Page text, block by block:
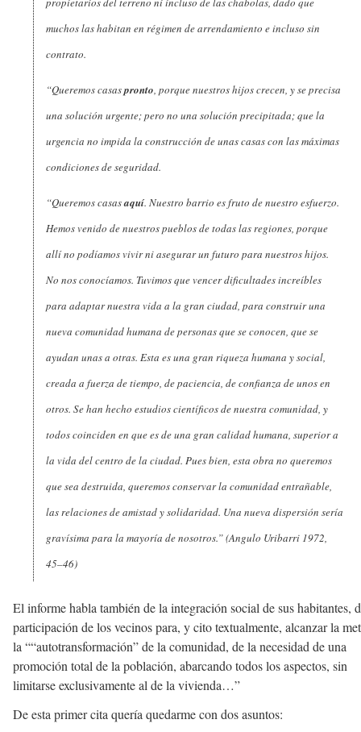
muchos las habitan en régimen de arrendamiento e incluso sin
contrato.
“Queremos casaspronto, porque nuestros hijos crecen, y se precisa
una solución urgente; pero no una solución precipitada; que la
urgencia no impida la construcción de unas casas con las máximas
condiciones de seguridad.
“Queremos casasaquí. Nuestro barrio es fruto de nuestro esfuerzo.
Hemos venido de nuestros pueblos de todas las regiones, porque
allí no podíamos vivir ni asegurar un futuro para nuestros hijos.
No nos conocíamos. Tuvimos que vencer dificultades increíbles
para adaptar nuestra vida a la gran ciudad, para construir una
nueva comunidad humana de personas que se conocen, que se
ayudan unas a otras. Esta es una gran riqueza humana y social,
creada a fuerza de tiempo, de paciencia, de confianza de unos en
otros. Se han hecho estudios científicos de nuestra comunidad, y
todos coinciden en que es de una gran calidad humana, superior a
la vida del centro de la ciudad. Pues bien, esta obra no queremos
que sea destruida, queremos conservar la comunidad entrañable,
las relaciones de amistad y solidaridad. Una nueva dispersión sería
gravísima para la mayoría de nosotros.” (Angulo Uribarri 1972,
45–46)
El informe habla también de la integración social de sus habitantes,
participación de los vecinos para, y cito textualmente, alcanzar la
la ““autotransformación” de la comunidad, de la necesidad de una
promoción total de la población, abarcando todos los aspectos, sin
limitarse exclusivamente al de la vivienda…”
De esta primer cita quería quedarme con dos asuntos: